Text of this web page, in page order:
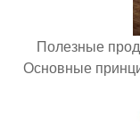
Полезные
Основные